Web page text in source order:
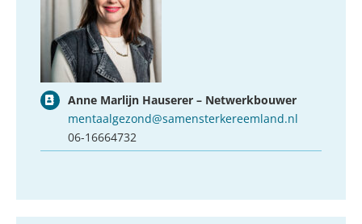
Anne Marlijn Hauserer – Netwerkbouwer
mentaalgezond@samensterkereemland.nl
06-16664732